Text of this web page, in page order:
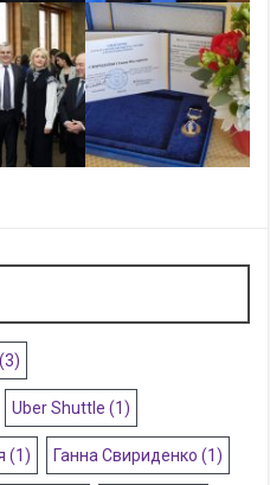
(3)
Uber Shuttle (1)
(1) Ганна Свириденко (1)